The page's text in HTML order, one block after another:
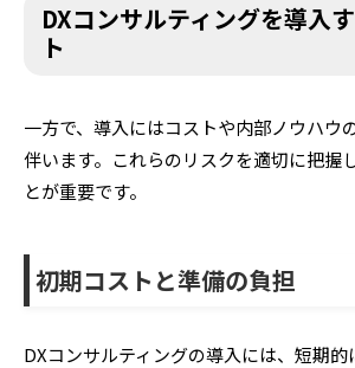
DXコンサルティングを導入
ト
一方で、導入にはコストや内部ノウハウ
伴います。これらのリスクを適切に把握
とが重要です。
初期コストと準備の負担
DXコンサルティングの導入には、短期的